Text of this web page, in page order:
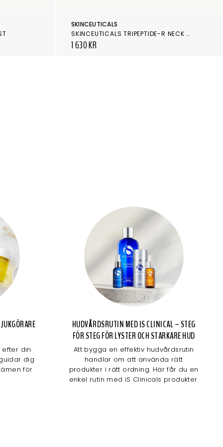
SKINCEUTICALS
SKINCEUTICALS TRIPEPTIDE-R NECK REPAIR
1 630 KR
efter din
dig
för
HUDVÅRDSRUTIN MED IS CLINICAL – STEG
FÖR STEG FÖR LYSTER OCH STARKARE HUD
Att bygga en effektiv hudvårdsrutin
handlar om att använda rätt
produkter i rätt ordning. Här får du en
enkel rutin med iS Clinicals produkter.